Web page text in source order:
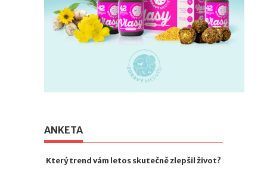
ANKETA
Který trend vám letos skutečně zlepšil život?